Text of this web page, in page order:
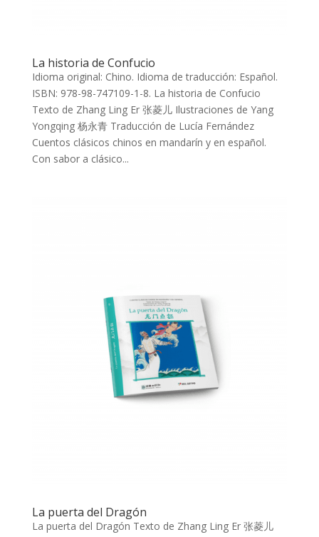
La historia de Confucio
Idioma original: Chino. Idioma de traducción: Español.
ISBN: 978-98-747109-1-8. La historia de Confucio
Texto de Zhang Ling Er 张菱儿 Ilustraciones de Yang
Yongqing 杨永青 Traducción de Lucía Fernández
Cuentos clásicos chinos en mandarín y en español.
Con sabor a clásico...
La puerta del Dragón
La puerta del Dragón Texto de Zhang Ling Er 张菱儿